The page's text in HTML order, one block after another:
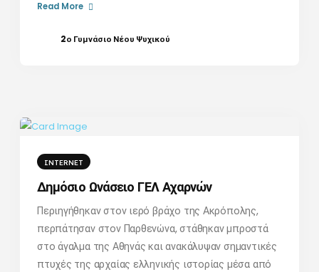
Read More
2ο Γυμνάσιο Νέου Ψυχικού
INTERNET
Δημόσιο Ωνάσειο ΓΕΛ Αχαρνών
Περιηγήθηκαν στον ιερό βράχο της Ακρόπολης,
περπάτησαν στον Παρθενώνα, στάθηκαν μπροστά
στο άγαλμα της Αθηνάς και ανακάλυψαν σημαντικές
πτυχές της αρχαίας ελληνικής ιστορίας μέσα από